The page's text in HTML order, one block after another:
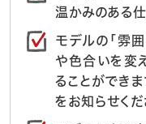
温かみのある
モデルの「雰
や色合いを変
ることができ
をお知らせくだ